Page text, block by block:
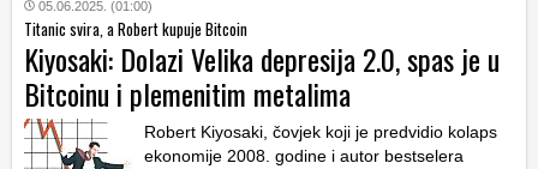
05.06.2025. (01:00)
Titanic svira, a Robert kupuje Bitcoin
Kiyosaki: Dolazi Velika depresija 2.0, spas je u
Bitcoinu i plemenitim metalima
Robert Kiyosaki, čovjek koji je predvidio kolaps
ekonomije 2008. godine i autor bestselera